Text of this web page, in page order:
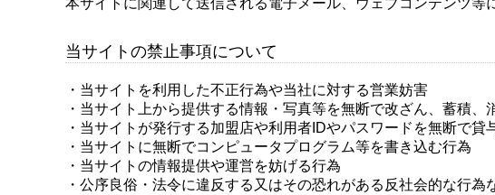
本サイトに関連して送信される電子メール、ウェブコンテンツ
当サイトの禁止事項について
・当サイトを利用した不正行為や当社に対する営業妨害
・当サイト上から提供する情報・写真等を無断で改ざん、蓄積
・当サイトが発行する加盟店や利用者IDやパスワードを無断で貸
・当サイトに無断でコンピュータプログラム等を書き込む行為
・当サイトの情報提供や運営を妨げる行為
・公序良俗・法令に違反する又はその恐れがある反社会的な行為